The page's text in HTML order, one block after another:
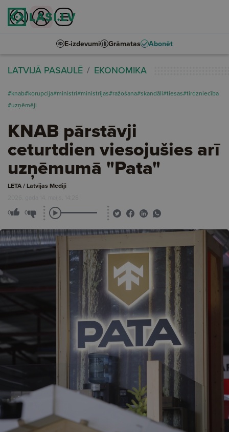
E-izdevumi Grāmatas Abonēt
LATVIJĀ PASAULĒ EKONOMIKA
#knab#korupcija#ministri#ministrijas#ražošana#skandāli#tiesas#tirdzniecība
#uzņēmēji
KNAB pārstāvji
ceturtdien viesojušies arī
uzņēmumā "Pata"
LETA / Latvijas Mediji
2026. gada 14. maijs, 14:28
0 0